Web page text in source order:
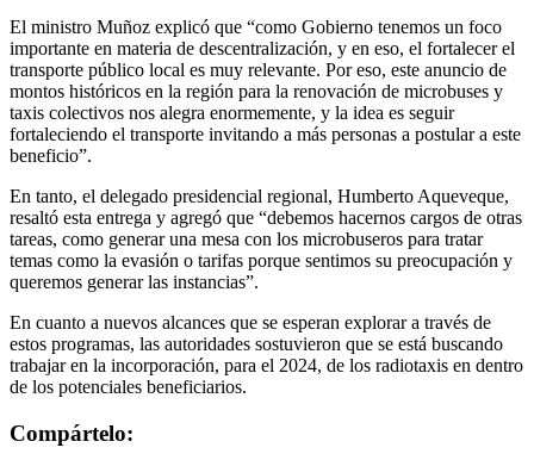
El ministro Muñoz explicó que “como Gobierno tenemos un foco
importante en materia de descentralización, y en eso, el fortalecer el
transporte público local es muy relevante. Por eso, este anuncio de
montos históricos en la región para la renovación de microbuses y
taxis colectivos nos alegra enormemente, y la idea es seguir
fortaleciendo el transporte invitando a más personas a postular a este
beneficio”.
En tanto, el delegado presidencial regional, Humberto Aqueveque,
resaltó esta entrega y agregó que “debemos hacernos cargos de otras
tareas, como generar una mesa con los microbuseros para tratar
temas como la evasión o tarifas porque sentimos su preocupación y
queremos generar las instancias”.
En cuanto a nuevos alcances que se esperan explorar a través de
estos programas, las autoridades sostuvieron que se está buscando
trabajar en la incorporación, para el 2024, de los radiotaxis en dentro
de los potenciales beneficiarios.
Compártelo: